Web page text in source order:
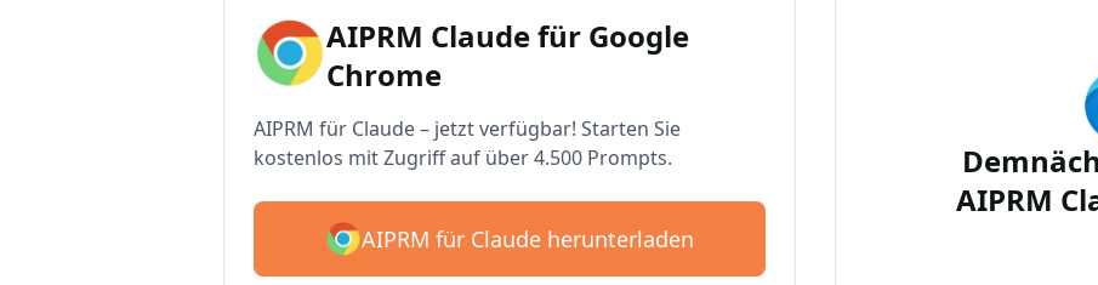
AIPRM Claude für Google
Chrome
AIPRM für Claude – jetzt verfügbar! Starten Sie
kostenlos mit Zugriff auf über 4.500 Prompts.
AIPRM für Claude herunterladen
AIPRM